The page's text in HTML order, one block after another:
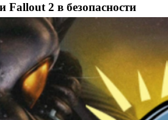
Fallout 2 в безопасности